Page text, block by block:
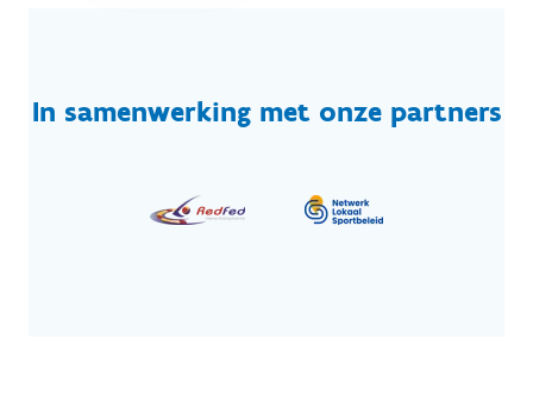
In samenwerking met onze partners